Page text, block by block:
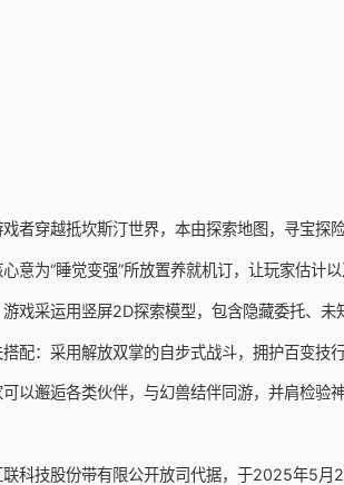
者穿越抵坎斯汀世界，本由探索地图，寻宝探
意为“睡觉变强”所放置养就机订，让玩家估计
戏采运用竖屏2D探索模型，包含隐藏委托、
配：采用解放双掌的自步式战斗，拥护百变技
以邂逅各类伙伴，与幻兽结伴同游，并肩检验
科技股份带有限公开放司代据，于2025年5